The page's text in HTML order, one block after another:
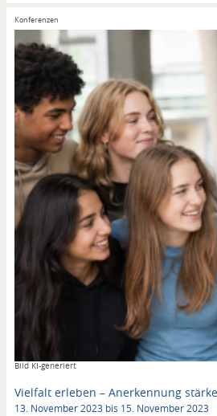
Konferenzen
Copyright
Bild KI-generiert
Vielfalt erleben – Anerkennung
13. November 2023 bis 15. November 2023